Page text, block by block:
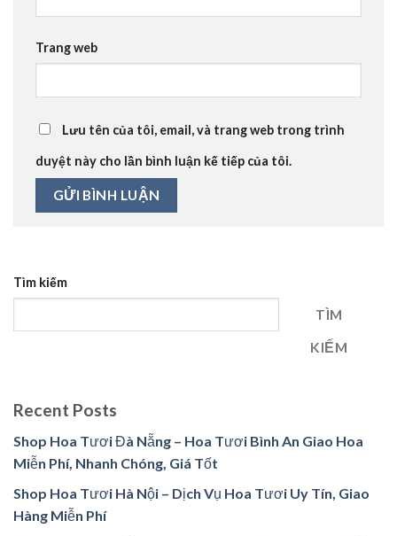
Trang web
Lưu tên của tôi, email, và trang web trong trình
duyệt này cho lần bình luận kế tiếp của tôi.
Tìm kiếm
TÌM
KIẾM
Recent Posts
Shop Hoa Tươi Đà Nẵng – Hoa Tươi Bình An Giao Hoa
Miễn Phí, Nhanh Chóng, Giá Tốt
Shop Hoa Tươi Hà Nội – Dịch Vụ Hoa Tươi Uy Tín, Giao
Hàng Miễn Phí